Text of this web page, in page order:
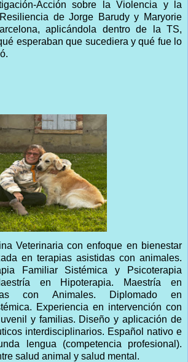
Acción sobre la Violencia y la
de Jorge Barudy y Maryorie
aplicándola dentro de la TS,
esperaban que sucediera y qué fue lo
Veterinaria con enfoque en bienestar
en terapias asistidas con animales.
Familiar Sistémica y Psicoterapia
en Hipoterapia. Maestría en
con Animales. Diplomado en
Experiencia en intervención con
y familias. Diseño y aplicación de
interdisciplinarios. Español nativo e
lengua (competencia profesional).
salud animal y salud mental.